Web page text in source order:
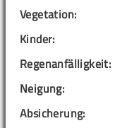
Vegetation:
Kinder:
Regenanfälligkeit:
Neigung:
Absicherung: